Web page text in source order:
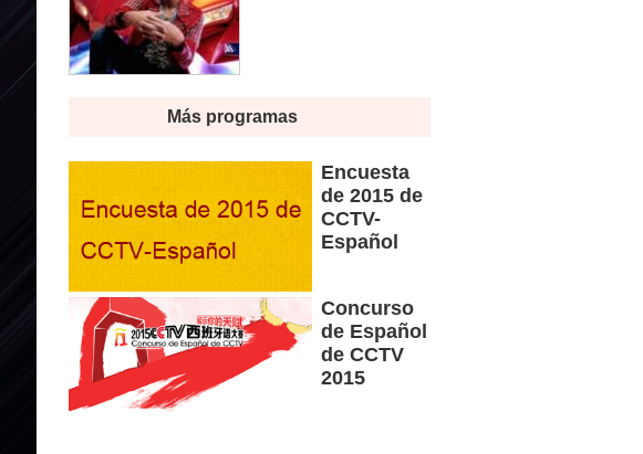
Más programas
Encuesta
de 2015 de
CCTV-
Español
Concurso
de Español
de CCTV
2015